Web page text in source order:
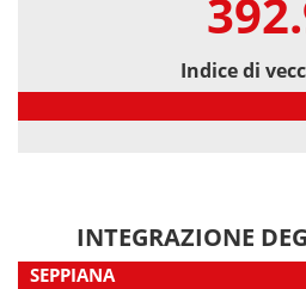
Indice di
INTEGRAZIONE
SEPPIANA